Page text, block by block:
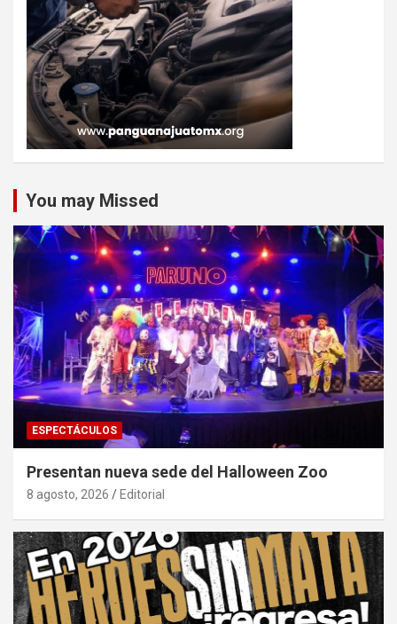
You may Missed
ESPECTÁCULOS
Presentan nueva sede del Halloween Zoo
8 agosto, 2026 Editorial